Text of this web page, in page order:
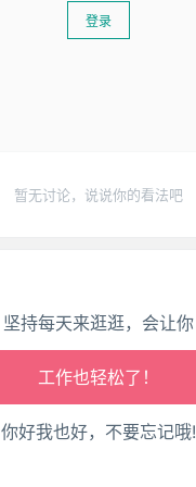
登录
暂无讨论，说说你的看法吧
坚持每天来逛逛，会让你
腰也不酸了！
工作也轻松了！
你好我也好，不要忘记哦!